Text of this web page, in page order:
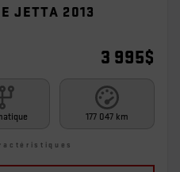
JETTA 2013
3 995$
177 047 km